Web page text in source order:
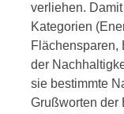
verliehen.
Kategorien
Flächensparen,
der
sie bestimmte
Grußworten der